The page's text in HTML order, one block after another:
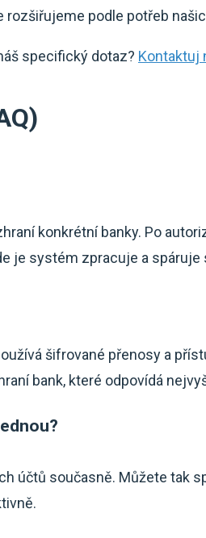
podle potřeb
specifický dotaz? Kontaktuj
konkrétní banky. Po
je systém zpracuje a spáruje
šifrované přenosy a
bank, které odpovídá
účtů současně. Můžete tak